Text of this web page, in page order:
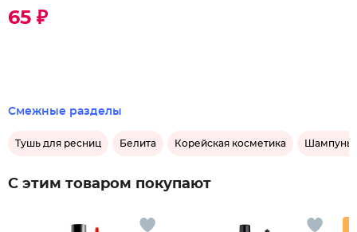
65 ₽
Смежные разделы
Тушь для ресниц Белита Корейская косметика Шампунь
С этим товаром покупают